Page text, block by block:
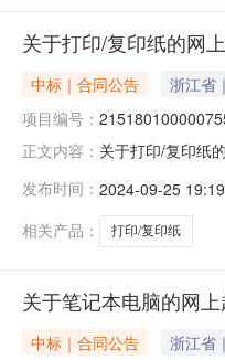
关于打印/复印纸的网
中标｜合同公告 浙江省
项目编号：
正文内容： 关于打印/复印纸
力/deli木尚
发布时间： 2024-09-25 19:19
相关产品：
打印/复印纸
关于笔记本电脑的网
中标｜合同公告 浙江省